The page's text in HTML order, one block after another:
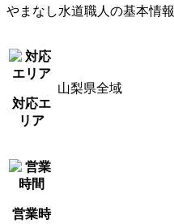
やまなし水道職人の基本情報
対応エ
リア
山梨県全域
営業時